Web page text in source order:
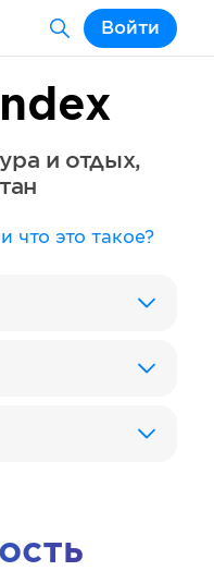
Войти
и отдых,
что это такое?